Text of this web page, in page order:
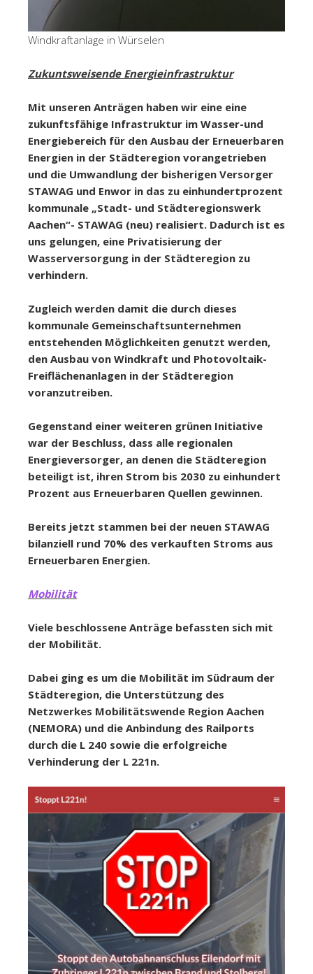
Windkraftanlage in Würselen
Zukuntsweisende Energieinfrastruktur
Mit unseren Anträgen haben wir eine eine
zukunftsfähige Infrastruktur im Wasser-und
Energiebereich für den Ausbau der Erneuerbaren
Energien in der Städteregion vorangetrieben
und die Umwandlung der bisherigen Versorger
STAWAG und Enwor in das zu einhundertprozent
kommunale „Stadt- und Städteregionswerk
Aachen“- STAWAG (neu) realisiert. Dadurch ist es
uns gelungen, eine Privatisierung der
Wasserversorgung in der Städteregion zu
verhindern.
Zugleich werden damit die durch dieses
kommunale Gemeinschaftsunternehmen
entstehenden Möglichkeiten genutzt werden,
den Ausbau von Windkraft und Photovoltaik-
Freiflächenanlagen in der Städteregion
voranzutreiben.
Gegenstand einer weiteren grünen Initiative
war der Beschluss, dass alle regionalen
Energieversorger, an denen die Städteregion
beteiligt ist, ihren Strom bis 2030 zu einhundert
Prozent aus Erneuerbaren Quellen gewinnen.
Bereits jetzt stammen bei der neuen STAWAG
bilanziell rund 70% des verkauften Stroms aus
Erneuerbaren Energien.
Mobilität
Viele beschlossene Anträge befassten sich mit
der Mobilität.
Dabei ging es um die Mobilität im Südraum der
Städteregion, die Unterstützung des
Netzwerkes Mobilitätswende Region Aachen
(NEMORA) und die Anbindung des Railports
durch die L 240 sowie die erfolgreiche
Verhinderung der L 221n.